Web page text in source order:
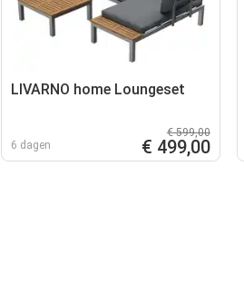
LIVARNO home Loungeset
6 dagen
€ 599,00
€ 499,00